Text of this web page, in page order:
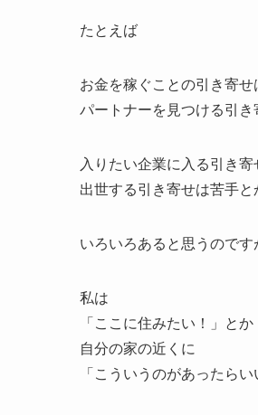
たとえば
お金を稼ぐことの引き寄
パートナーを見つける引
入りたい企業に入る引き
出世する引き寄せは苦手と
いろいろあると思うのです
私は
「ここに住みたい！」とか
自分の家の近くに
「こういうのがあったら